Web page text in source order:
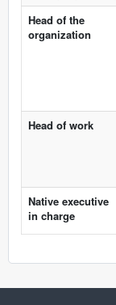
Head of the
organization
Head of work
Native executive
in charge